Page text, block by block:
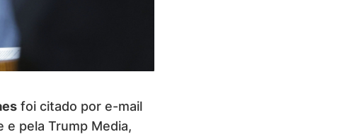
foi citado por e-mail
e pela Trump Media,